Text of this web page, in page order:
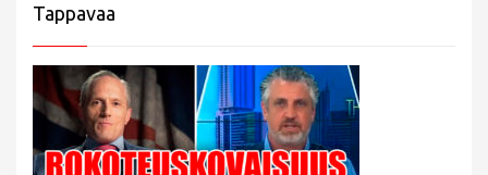
Tappavaa